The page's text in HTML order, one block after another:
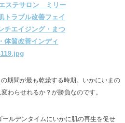
期間が最も乾燥する時期。いかにいまの
わらせれるか？が勝負なのです。
ルデンタイムにいかに肌の再生を促せ